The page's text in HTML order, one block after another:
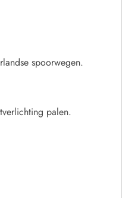
spoorwegen.
palen.